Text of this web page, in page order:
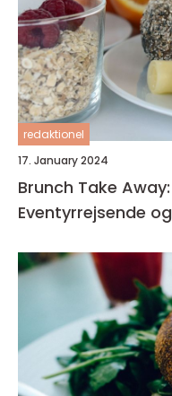
redaktionel
17. January 2024
Brunch Take
Eventyrrejsende